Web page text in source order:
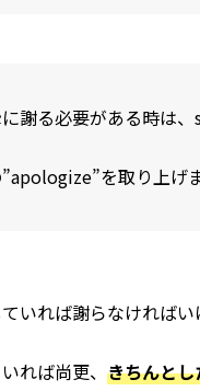
謝る必要がある時は
を取り上げ
いれば謝らなければい
れば尚更、 きちんと